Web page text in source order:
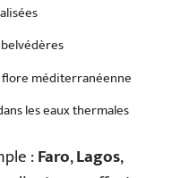
méditerranéenne
les eaux thermales
:Faro,Lagos,